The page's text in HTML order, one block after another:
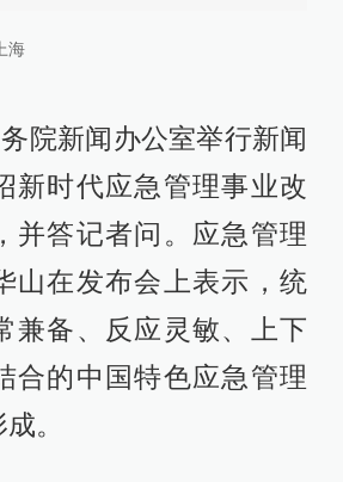
上海
院新闻办公室举行新闻
新时代应急管理事业改
并答记者问。应急管理
山在发布会上表示，统
兼备、反应灵敏、上下
合的中国特色应急管理
。